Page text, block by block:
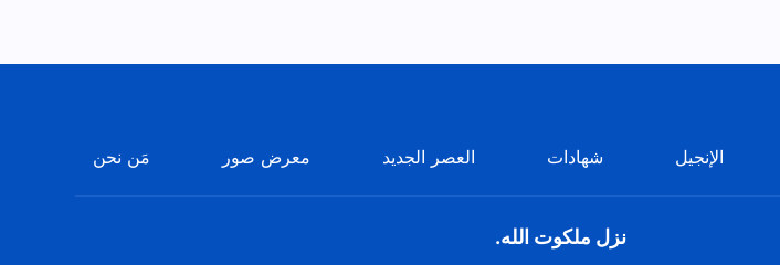
الإنجيل شهادات العصر الجديد معرض صور مَن نحن
نزل ملكوت الله.